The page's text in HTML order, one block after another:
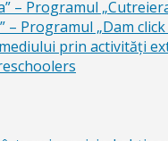
– Programul
– Programul „Dam
prin activități